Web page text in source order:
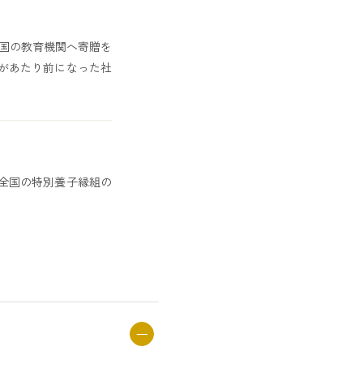
の教育機関へ寄贈を
あたり前になった社
国の特別養子縁組の